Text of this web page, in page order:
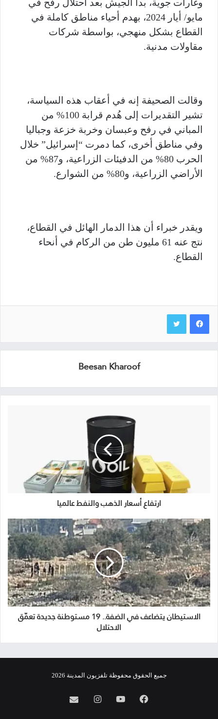
وغارات جوية، بدأ الجيش بعد احتلال رفح في
مايو/ أيار 2024، بهدم أحياء مناطق كاملة في
القطاع بشكل منهجي، بواسطة شركات
مقاولات مدنية.
وقالت الصحيفة إنه في أعقاب هذه السياسة،
تشير التقديرات إلى هُدم قرابة 100% من
المباني في رفح وعبسان وخربة خزعة وجباليا
وفي مناطق أخرى، كما دمرت “إسرائيل” خلال
الحرب 80% من الدفيئات الزراعية، و87% من
الأراضي الزراعية، و80% من الشوارع.
ويقدر خبراء أن هذا الدمار الهائل في القطاع،
نتج عنه 61 مليون طن من الركام في أنحاء
القطاع.
Beesan Kharoof
ارتفاع أسعار الذهب والنفط عالميا
الاستيطان يتضاعف في الضفة.. 19 مستوطنة جديدة تعمّق
الاحتلال
جميع الحقوق محفوظة تلفزيون المدينة 2026
فيسبوكيوتيوبانستقرامinfo@almadina.tv